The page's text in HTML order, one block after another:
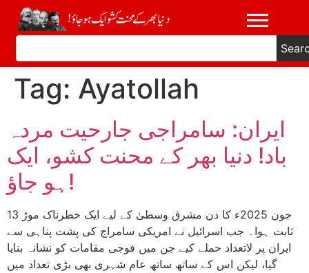
Tag: Ayatollah
ایران: سامراجی جارحیت مردہ
باد! دنیا بھر کے محنت کشو، ایک
ہو جاؤ!
13 جون 2025ء کا دن مشرق وسطیٰ کے لیے ایک خطرناک موڑ
ثابت ہوا۔ جب اسرائیل نے امریکی سامراج کی پشت پناہی سے
ایران پر لاتعداد حملے کیے جن میں فوجی مقامات کو نشانہ بنایا
گیا، لیکن اس کے ساتھ ساتھ عام شہری بھی بڑی تعداد میں